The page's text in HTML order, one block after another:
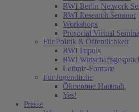
RWI Berlin Network
RWI Research Seminar
Workshops
Prosocial Virtual
Für Politik & Öffentlichkeit
RWI Impuls
RWI
Leibniz-Formate
Für Jugendliche
Ökonomie Hautnah
Yes!
Presse